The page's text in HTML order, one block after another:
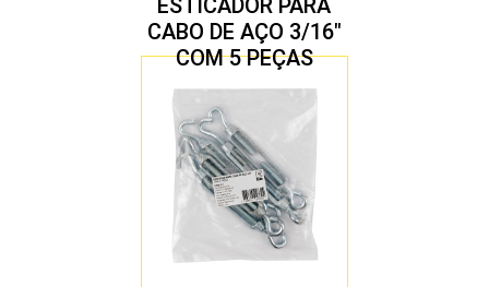
ESTICADOR PARA
CABO DE AÇO 3/16″
COM 5 PEÇAS